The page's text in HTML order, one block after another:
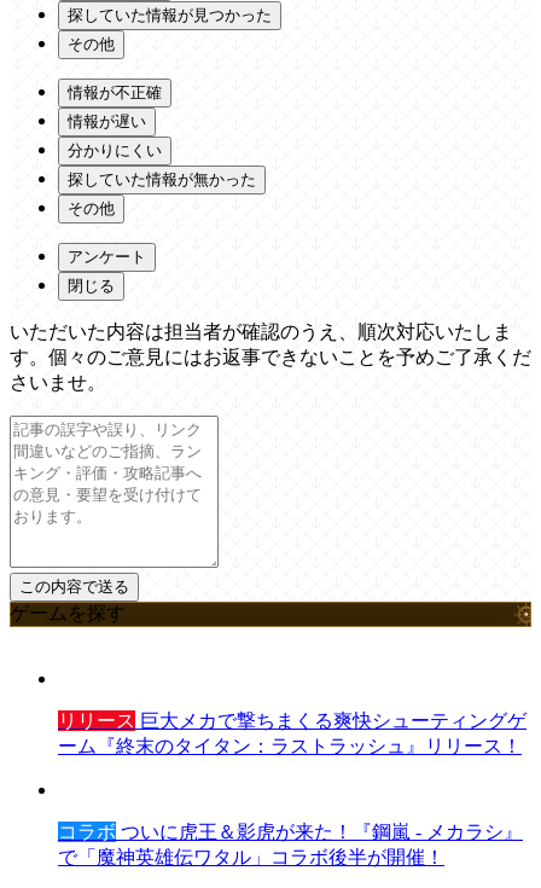
探していた情報が見つかった
その他
情報が不正確
情報が遅い
分かりにくい
探していた情報が無かった
その他
アンケート
閉じる
いただいた内容は担当者が確認のうえ、順次対応いたしま
す。個々のご意見にはお返事できないことを予めご了承くだ
さいませ。
ゲームを探す
リリース 巨大メカで撃ちまくる爽快シューティングゲ
ーム『終末のタイタン：ラストラッシュ』リリース！
コラボ ついに虎王＆影虎が来た！『鋼嵐 - メカラシ』
で「魔神英雄伝ワタル」コラボ後半が開催！